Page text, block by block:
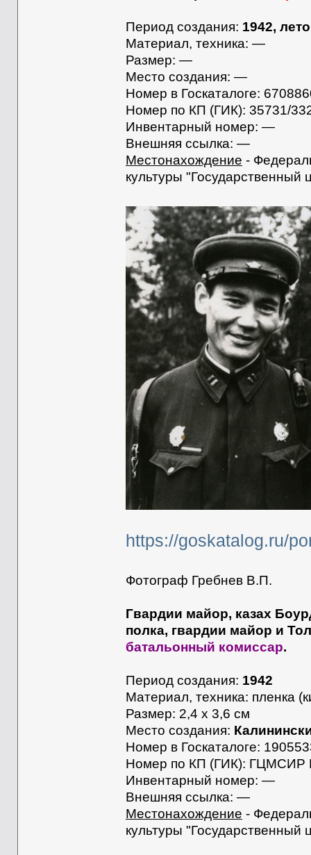
Период создания: 1942, лето
Материал, техника: —
Размер: —
Место создания: —
Номер в Госкаталоге:
Номер по КП (ГИК): 35731/
Инвентарный номер: —
Внешняя ссылка: —
Местонахождение -
культуры
https://goskatalog.ru/
Фотограф Гребнев В.П.
Гвардии майор, казах
полка, гвардии майор и
батальонный комиссар.
Период создания: 1942
Материал, техника: пленка
Размер: 2,4 x 3,6 см
Место создания:
Номер в Госкаталоге:
Номер по КП (ГИК): ГЦМСИР
Инвентарный номер: —
Внешняя ссылка: —
Местонахождение -
культуры